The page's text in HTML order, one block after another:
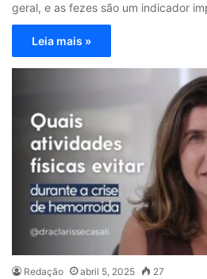
geral, e as fezes são um indicador
Leia mais »
Redação abril 5, 2025 27